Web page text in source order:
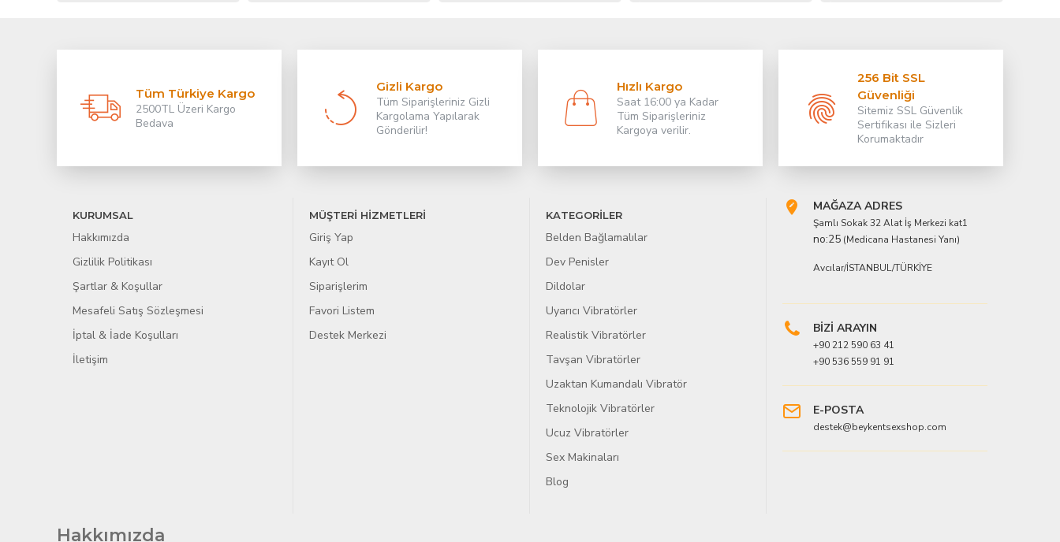
Tüm Türkiye Kargo
2500TL Üzeri Kargo
Bedava
Gizli Kargo
Tüm Siparişleriniz Gizli
Kargolama Yapılarak
Gönderilir!
Hızlı Kargo
Saat 16:00 ya Kadar
Tüm Siparişleriniz
Kargoya verilir.
256 Bit SSL
Güvenliği
Sitemiz SSL Güvenlik
Sertifikası ile Sizleri
Korumaktadır
KURUMSAL
Hakkımızda
Gizlilik Politikası
Şartlar & Koşullar
Mesafeli Satış Sözleşmesi
İptal & İade Koşulları
İletişim
MÜŞTERİ HİZMETLERİ
Giriş Yap
Kayıt Ol
Siparişlerim
Favori Listem
Destek Merkezi
KATEGORİLER
Belden Bağlamalılar
Dev Penisler
Dildolar
Uyarıcı Vibratörler
Realistik Vibratörler
Tavşan Vibratörler
Uzaktan Kumandalı Vibratör
Teknolojik Vibratörler
Ucuz Vibratörler
Sex Makinaları
Blog
MAĞAZA ADRES
Şamlı Sokak 32 Alat İş Merkezi kat1
no:25 (Medicana Hastanesi Yanı)
Avcılar/İSTANBUL/TÜRKİYE
BİZİ ARAYIN
+90 212 590 63 41
+90 536 559 91 91
E-POSTA
destek@beykentsexshop.com
Hakkımızda